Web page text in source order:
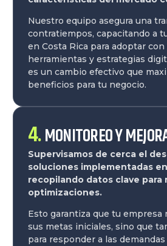
Nuestro equipo asegura una
contratiempos, capacitando a
en Costa Rica para adoptar
herramientas y estrategias
es un cambio efectivo que
beneficios para tu negocio.
4.MONITOREO Y
Supervisamos de cerca el
soluciones implementadas
recopilando datos clave para
optimizaciones.
Esto garantiza que tu empresa
sus metas iniciales, sino que
para responder a las